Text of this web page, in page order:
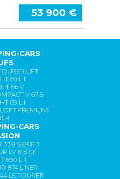
53 900 €
CARS
LIFT
69 L I
66 V
V 67 S
69 L I
PREMIUM
CARS
338 SERIE 7
LV 8.5 CF
690 L T
874 LINER
LE TOURER